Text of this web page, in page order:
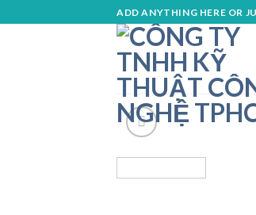
to
ADD ANYTHING HERE OR